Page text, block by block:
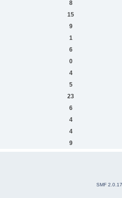
8
15
9
1
6
0
4
5
23
6
4
4
9
SMF 2.0.17